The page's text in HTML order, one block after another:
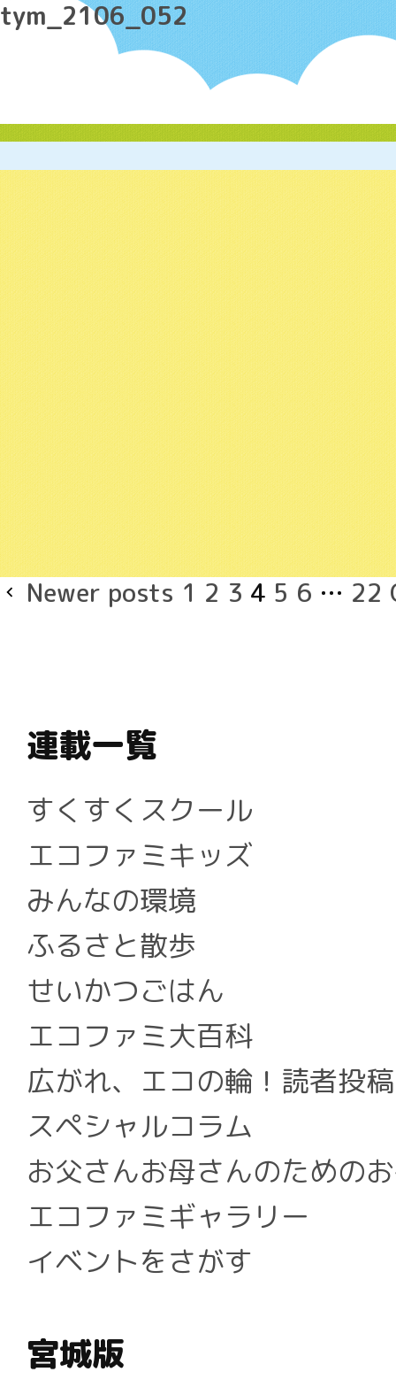
カテゴリー Archives:
tym_2106_170
tym_2106_012
tym_2106_173
tym_2106_047
tym_2106_198
tym_2106_139
tym_2106_187
tym_2106_079
tym_2106_131
tym_2106_052
Posts
Newer posts 1 2 3 4 5 6 … 22
連載一覧
すくすくスクール
エコファミキッズ
みんなの環境
ふるさと散歩
せいかつごはん
エコファミ大百科
広がれ、エコの輪！読者投
スペシャルコラム
お父さんお母さんのための
エコファミギャラリー
イベントをさがす
宮城版